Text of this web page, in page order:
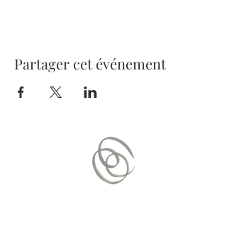
Partager cet événement